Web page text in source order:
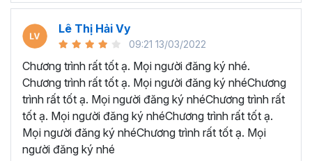
công trên Excel và lập bảng lương, bảo hiểm.
Ai có thể tham gia khóa học
nghiệp vụ hành chính nhân
sự?
Khóa học hành chính nhân sự HCNSG02 được Gitiho
thiết kế dành cho:
Người mới, sinh viên sắp tốt nghiệp, người trái ngành
Lê Thị Hải Vy
09:21 13/03/2022
Chương trình rất tốt ạ. Mọi người đăng ký nhé.
Chương trình rất tốt ạ. Mọi người đăng ký nhéChương
trình rất tốt ạ. Mọi người đăng ký nhéChương trình rất
tốt ạ. Mọi người đăng ký nhéChương trình rất tốt ạ.
Mọi người đăng ký nhéChương trình rất tốt ạ. Mọi
người đăng ký nhé